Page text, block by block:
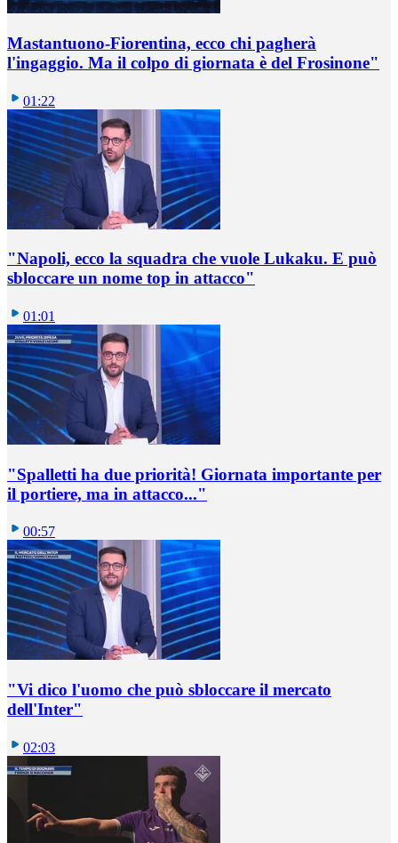
Mastantuono-Fiorentina, ecco chi pagherà
l'ingaggio. Ma il colpo di giornata è del Frosinone"
01:22
"Napoli, ecco la squadra che vuole Lukaku. E può
sbloccare un nome top in attacco"
01:01
"Spalletti ha due priorità! Giornata importante per
il portiere, ma in attacco..."
00:57
"Vi dico l'uomo che può sbloccare il mercato
dell'Inter"
02:03